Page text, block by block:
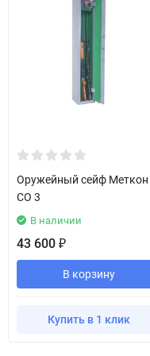
Оружейный сейф Меткон
СО 3
В наличии
43 600 ₽
В корзину
Купить в 1 клик